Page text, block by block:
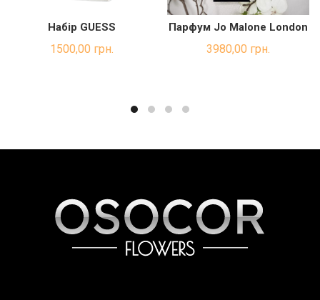
ДОДАТИ В КОШИК
Набір GUESS
1500,00 грн.
ДОДАТИ В КОШИК
Парфум Jo Malone London
3980,00 грн.